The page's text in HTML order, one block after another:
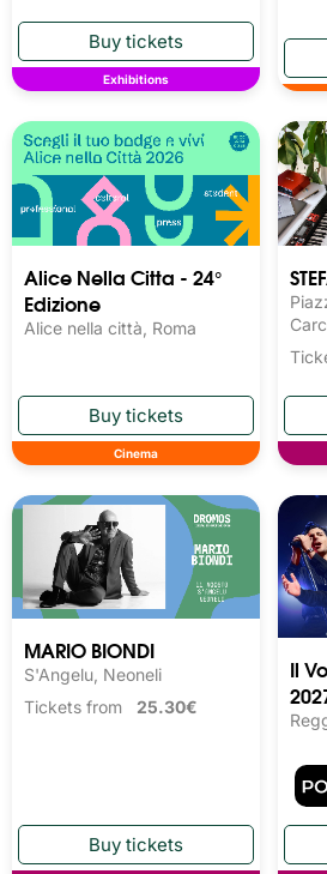
Exhibitions
Alice Nella Citta - 24°
Edizione
Alice nella città, Roma
Cinema
MARIO BIONDI
S'Angelu, Neoneli
Tickets from 25.30€
Il